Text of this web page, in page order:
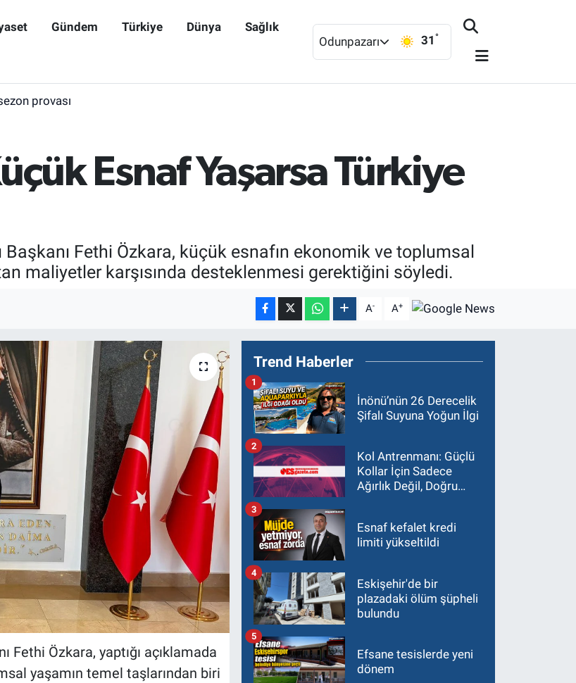
Gündem Türkiye Dünya Sağlık
Odunpazarı 31 °
provası
Esnaf Yaşarsa Türkiye
Fethi Özkara, küçük esnafın ekonomik ve toplumsal
maliyetler karşısında desteklenmesi gerektiğini söyledi.
A- A+
Fethi Özkara, yaptığı açıklamada
yaşamın temel taşlarından biri
Trend Haberler
İnönü’nün 26 Derecelik
Şifalı Suyuna Yoğun İlgi
1
Kol Antrenmanı: Güçlü
Kollar İçin Sadece
Ağırlık Değil, Doğru
2
Esnaf kefalet kredi
limiti yükseltildi
3
Eskişehir'de bir
plazadaki ölüm şüpheli
bulundu
4
Efsane tesislerde yeni
dönem
5